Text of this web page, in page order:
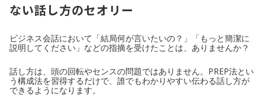
ない話し方のセオリー
ビジネス会話において「結局何が言いたいの？」「もっと簡潔に
説明してください」などの指摘を受けたことは、ありませんか？
話し方は、頭の回転やセンスの問題ではありません。PREP法とい
う構成法を習得するだけで、誰でもわかりやすい伝わる話し方が
できるようになります。